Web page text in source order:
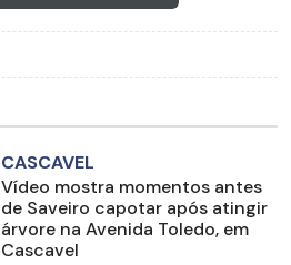
CASCAVEL
Vídeo mostra momentos antes
de Saveiro capotar após atingir
árvore na Avenida Toledo, em
Cascavel